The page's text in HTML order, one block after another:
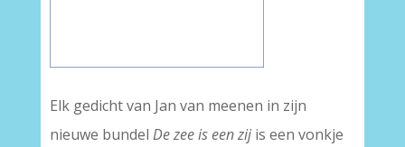
Elk gedicht van Jan van meenen in zijn
nieuwe bundel De zee is een zijis een vonkje